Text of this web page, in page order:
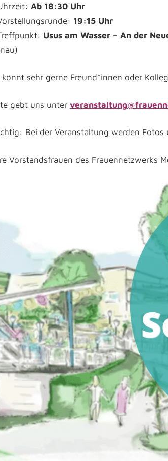
Ab 18:30 Uhr
19:15 Uhr
Usus am Wasser – An der
könnt sehr gerne Freund*innen oder
gebt uns unter
Bei der Veranstaltung werden Fotos
Vorstandsfrauen des Frauennetzwerks